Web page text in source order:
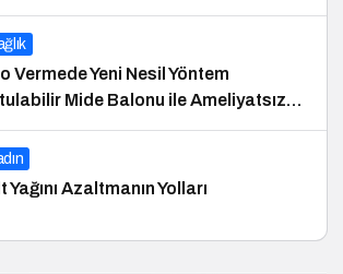
Vermede Yeni Nesil Yöntem
Mide Balonu ile Ameliyatsız
ve Hızlı Bir Çözüm
Yağını Azaltmanın Yolları